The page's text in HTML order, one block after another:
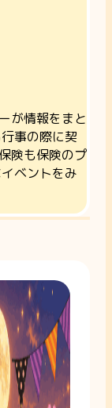
が情報をまと
事の際に契
険も保険のプ
ベントをみ